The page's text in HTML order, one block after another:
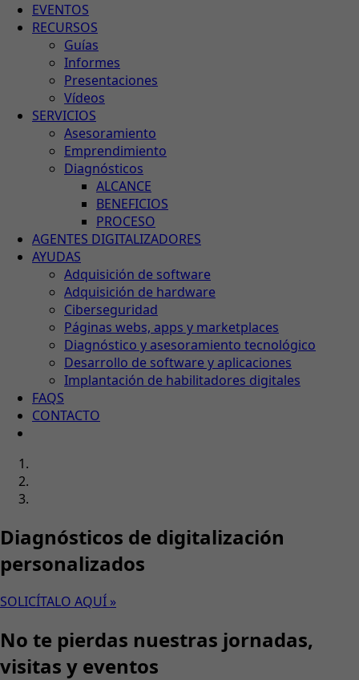
EVENTOS
RECURSOS
Guías
Informes
Presentaciones
Vídeos
SERVICIOS
Asesoramiento
Emprendimiento
Diagnósticos
ALCANCE
BENEFICIOS
PROCESO
AGENTES DIGITALIZADORES
AYUDAS
Adquisición de software
Adquisición de hardware
Ciberseguridad
Páginas webs, apps y marketplaces
Diagnóstico y asesoramiento tecnológico
Desarrollo de software y aplicaciones
Implantación de habilitadores digitales
FAQS
CONTACTO
Diagnósticos de digitalización
personalizados
SOLICÍTALO AQUÍ »
No te pierdas nuestras jornadas,
visitas y eventos